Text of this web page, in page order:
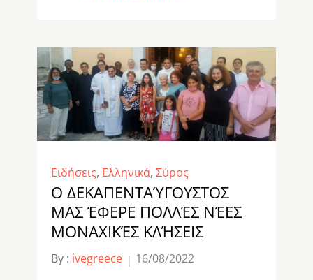
Ειδήσεις, Ελληνικά, Σύρος
Ο ΔΕΚΑΠΕΝΤΑΎΓΟΥΣΤΟΣ
ΜΑΣ ΈΦΕΡΕ ΠΟΛΛΈΣ ΝΈΕΣ
ΜΟΝΑΧΙΚΈΣ ΚΛΉΣΕΙΣ
By : ivegreece 16/08/2022